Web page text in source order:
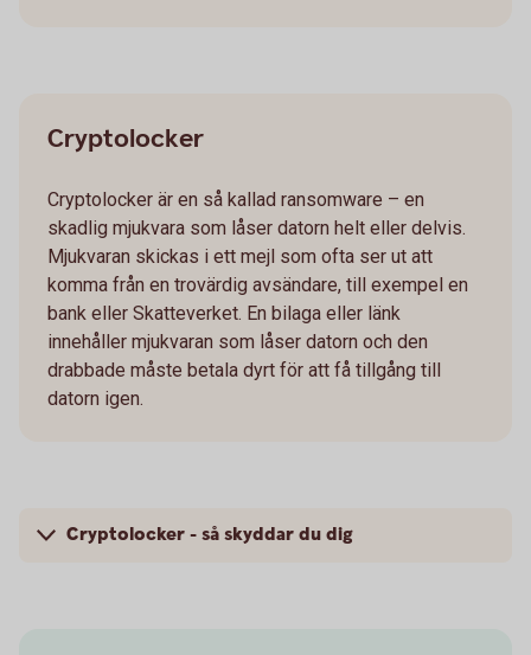
Cryptolocker
Cryptolocker är en så kallad ransomware – en
skadlig mjukvara som låser datorn helt eller delvis.
Mjukvaran skickas i ett mejl som ofta ser ut att
komma från en trovärdig avsändare, till exempel en
bank eller Skatteverket. En bilaga eller länk
innehåller mjukvaran som låser datorn och den
drabbade måste betala dyrt för att få tillgång till
datorn igen.
Cryptolocker - så skyddar du dig